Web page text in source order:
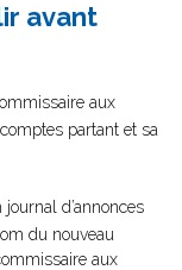
avant
aux
partant et sa
d’annonces
du nouveau
aux